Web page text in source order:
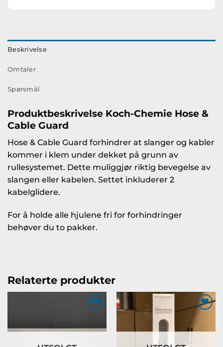
Beskrivelse
Omtaler
Spørsmål
Produktbeskrivelse Koch-Chemie Hose &
Cable Guard
Hose & Cable Guard forhindrer at slanger og kabler
kommer i klem under dekket på grunn av
rullesystemet. Dette muliggjør riktig bevegelse av
slangen eller kabelen. Settet inkluderer 2
kabelglidere.
For å holde alle hjulene fri for forhindringer
behøver du to pakker.
Relaterte produkter
ønskeliste